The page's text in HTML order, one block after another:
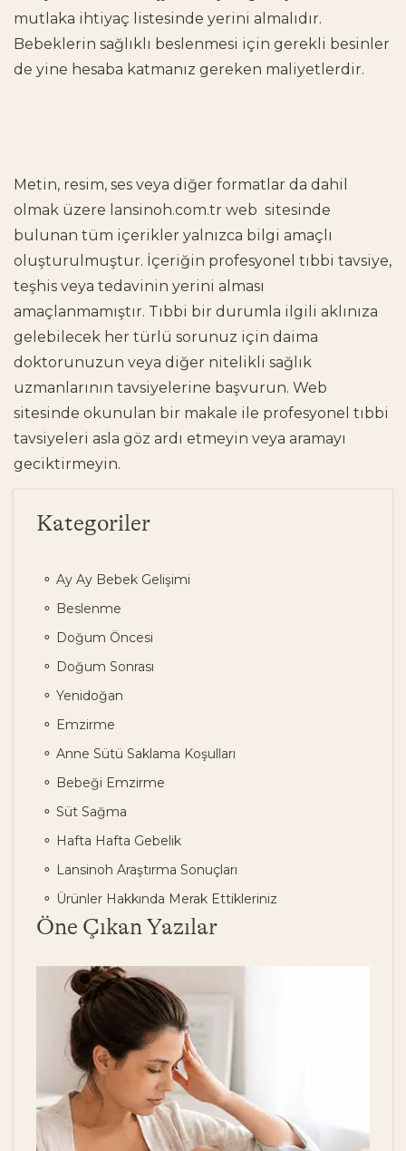
mutlaka ihtiyaç listesinde yerini almalıdır.
Bebeklerin sağlıklı beslenmesi için gerekli besinler
de yine hesaba katmanız gereken maliyetlerdir.
Metin, resim, ses veya diğer formatlar da dahil
olmak üzere lansinoh.com.tr web sitesinde
bulunan tüm içerikler yalnızca bilgi amaçlı
oluşturulmuştur. İçeriğin profesyonel tıbbi tavsiye,
teşhis veya tedavinin yerini alması
amaçlanmamıştır. Tıbbi bir durumla ilgili aklınıza
gelebilecek her türlü sorunuz için daima
doktorunuzun veya diğer nitelikli sağlık
uzmanlarının tavsiyelerine başvurun. Web
sitesinde okunulan bir makale ile profesyonel tıbbi
tavsiyeleri asla göz ardı etmeyin veya aramayı
geciktirmeyin.
Kategoriler
Ay Ay Bebek Gelişimi
Beslenme
Doğum Öncesi
Doğum Sonrası
Yenidoğan
Emzirme
Anne Sütü Saklama Koşulları
Bebeği Emzirme
Süt Sağma
Hafta Hafta Gebelik
Lansinoh Araştırma Sonuçları
Ürünler Hakkında Merak Ettikleriniz
Öne Çıkan Yazılar